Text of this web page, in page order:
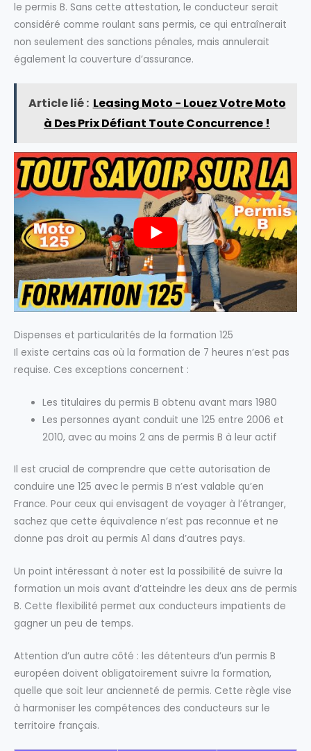
le permis B. Sans cette attestation, le conducteur serait
considéré comme roulant sans permis, ce qui entraînerait
non seulement des sanctions pénales, mais annulerait
également la couverture d’assurance.
Article lié : Leasing Moto - Louez Votre Moto
à Des Prix Défiant Toute Concurrence !
Dispenses et particularités de la formation 125
Il existe certains cas où la formation de 7 heures n’est pas
requise. Ces exceptions concernent :
Les titulaires du permis B obtenu avant mars 1980
Les personnes ayant conduit une 125 entre 2006 et
2010, avec au moins 2 ans de permis B à leur actif
Il est crucial de comprendre que cette autorisation de
conduire une 125 avec le permis B n’est valable qu’en
France. Pour ceux qui envisagent de voyager à l’étranger,
sachez que cette équivalence n’est pas reconnue et ne
donne pas droit au permis A1 dans d’autres pays.
Un point intéressant à noter est la possibilité de suivre la
formation un mois avant d’atteindre les deux ans de permis
B. Cette flexibilité permet aux conducteurs impatients de
gagner un peu de temps.
Attention d’un autre côté : les détenteurs d’un permis B
européen doivent obligatoirement suivre la formation,
quelle que soit leur ancienneté de permis. Cette règle vise
à harmoniser les compétences des conducteurs sur le
territoire français.